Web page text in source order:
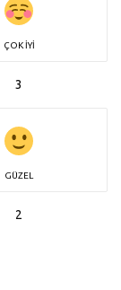
ÇOK İYI
3
GÜZEL
2